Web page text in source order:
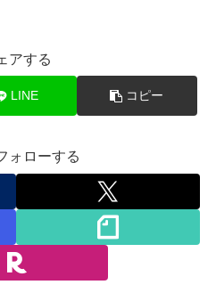
アする
LINE コピー
ォローする